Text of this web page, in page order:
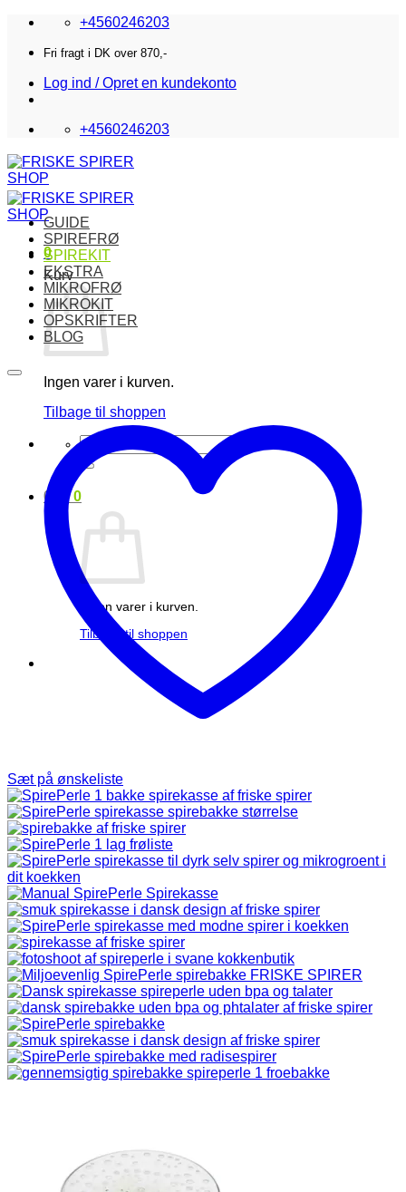
Fortsæt
indhold
+4560246203
Fri fragt i DK over 870,-
Log ind / Opret en kundekonto
+4560246203
0
Kurv
Ingen varer i kurven.
Tilbage til shoppen
Søg
efter:
0 kr. 0
Ingen varer i kurven.
Tilbage til shoppen
GUIDE
SPIREFRØ
SPIREKIT
EKSTRA
MIKROFRØ
MIKROKIT
OPSKRIFTER
BLOG
Sæt på ønskeliste